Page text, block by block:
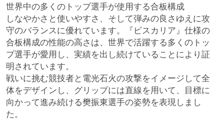
世界中の多くのトップ選手が使用する合板構成
しなやかさと使いやすさ、そして弾みの良さゆえに攻
守のバランスに優れています。『ビスカリア』仕様の
合板構成の性能の高さは、世界で活躍する多くのトッ
プ選手が愛用し、実績を出し続けていることにより証
明されています。
戦いに挑む競技者と電光石火の攻撃をイメージして全
体をデザインし、グリップには直線を用いて、目標に
向かって進み続ける樊振東選手の姿勢を表現しまし
た。